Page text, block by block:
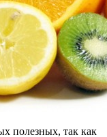
полезных, так как